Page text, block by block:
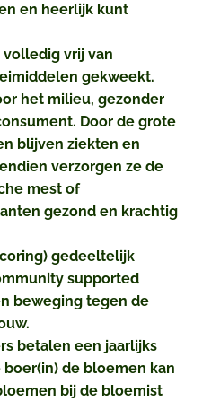
en heerlijk kunt
volledig vrij van
gekweekt.
het milieu, gezonder
Door de grote
blijven ziekten en
verzorgen ze de
mest of
gezond en krachtig
gedeeltelijk
supported
beweging tegen de
betalen een jaarlijks
boer(in) de bloemen kan
bij de bloemist